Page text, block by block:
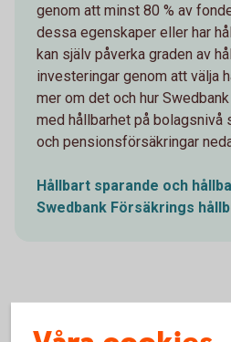
genom att minst 80 % av
dessa egenskaper eller har
kan själv påverka graden av
investeringar genom att välja
mer om det och hur
med hållbarhet på bolagsnivå
och pensionsförsäkringar
Hållbart sparande och
Swedbank Försäkrings
Pensionsvalet